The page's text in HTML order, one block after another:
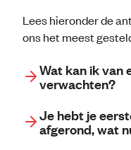
Lees hieronder de
ons het meest
Wat kan ik van
verwachten?
Je hebt je
afgerond, wat